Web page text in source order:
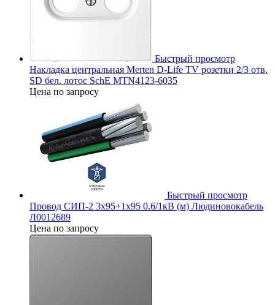
Быстрый просмотр
Накладка центральная Merten D-Life TV розетки 2/3 отв.
SD бел. лотос SchE MTN4123-6035
Цена по запросу
Быстрый просмотр
Провод СИП-2 3х95+1х95 0.6/1кВ (м) Людиновокабель
Л0012689
Цена по запросу